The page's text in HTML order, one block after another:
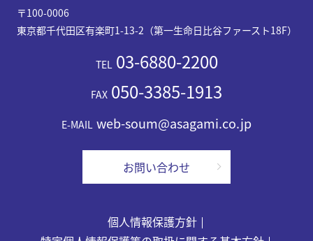
〒100-0006
東京都千代田区有楽町1-13-2（第一生命日比谷ファースト18F）
TEL 03-6880-2200
FAX 050-3385-1913
E-MAIL web-soum@asagami.co.jp
お問い合わせ
個人情報保護方針